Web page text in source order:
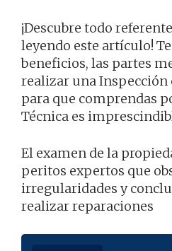
¡Descubre todo
leyendo este artículo!
beneficios, las partes
realizar una Inspección
para que comprendas
Técnica es
El examen de la
peritos expertos que
irregularidades y
realizar reparaciones